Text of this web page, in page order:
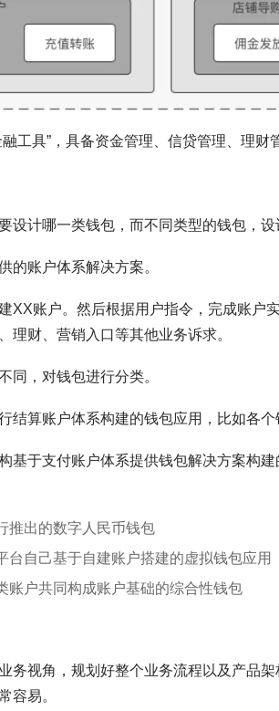
工具”，具备资金管理、信贷管理、理财
设计哪一类钱包，而不同类型的钱包，
的账户体系解决方案。
XX账户。然后根据用户指令，完成账户
理财、营销入口等其他业务诉求。
同，对钱包进行分类。
结算账户体系构建的钱包应用，比如各个
基于支付账户体系提供钱包解决方案构
推出的数字人民币钱包
台自己基于自建账户搭建的虚拟钱包应用
账户共同构成账户基础的综合性钱包
务视角，规划好整个业务流程以及产品
容易。